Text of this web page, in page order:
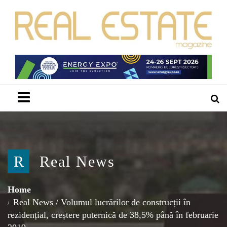
R Real News
Home
Real News / Volumul lucrărilor de construcții în
rezidențial, creștere puternică de 38,5% până în februarie